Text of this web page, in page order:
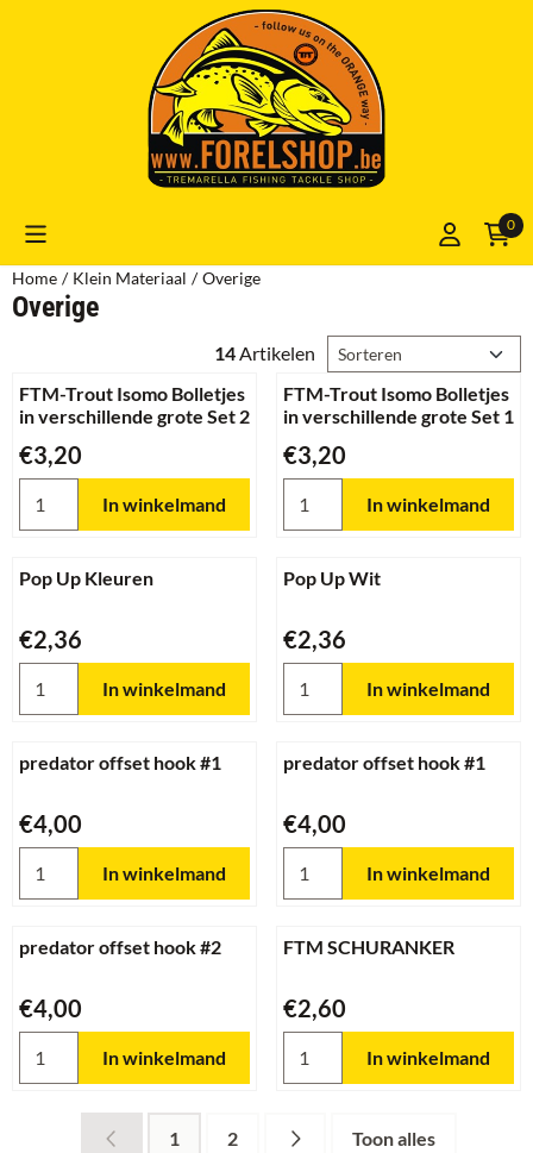
Cookievoorkeuren zijn momenteel gesloten.
0
Home / Klein Materiaal / Overige
Overige
14Artikelen Sorteermethode
FTM-Trout Isomo Bolletjes
in verschillende grote Set 2
Prijs: 3,20
€3,20
In winkelmand
FTM-Trout Isomo Bolletjes
in verschillende grote Set 1
Prijs: 3,20
€3,20
In winkelmand
Pop Up Kleuren
Prijs: 2,36
€2,36
In winkelmand
Pop Up Wit
Prijs: 2,36
€2,36
In winkelmand
predator offset hook #1
Prijs: 4,00
€4,00
In winkelmand
predator offset hook #1
Prijs: 4,00
€4,00
In winkelmand
predator offset hook #2
Prijs: 4,00
€4,00
In winkelmand
FTM SCHURANKER
Prijs: 2,60
€2,60
In winkelmand
1 2 Toon alles